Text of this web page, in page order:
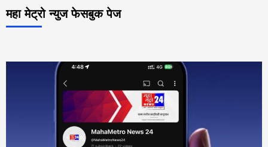
महा मेट्रो न्युज फेसबुक पेज